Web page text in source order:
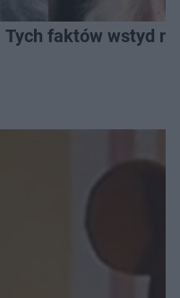
faktów wstyd